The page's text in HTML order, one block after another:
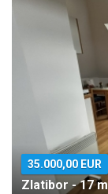
35.000,00 EUR
Zlatibor - 17 m